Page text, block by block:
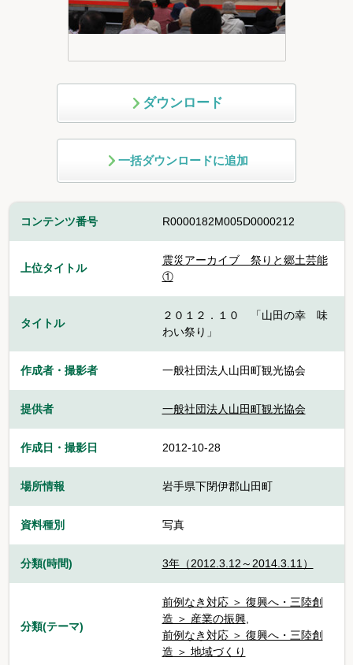
ダウンロード
一括ダウンロードに追加
コンテンツ番号 R0000182M005D0000212
上位タイトル
震災アーカイブ 祭りと郷土芸能
①
タイトル
２０１２．１０ 「山田の幸 味
わい祭り」
作成者・撮影者 一般社団法人山田町観光協会
提供者 一般社団法人山田町観光協会
作成日・撮影日 2012-10-28
場所情報 岩手県下閉伊郡山田町
資料種別 写真
分類(時間) 3年（2012.3.12～2014.3.11）
分類(テーマ)
前例なき対応 ＞ 復興へ・三陸創
造 ＞ 産業の振興,
前例なき対応 ＞ 復興へ・三陸創
造 ＞ 地域づくり